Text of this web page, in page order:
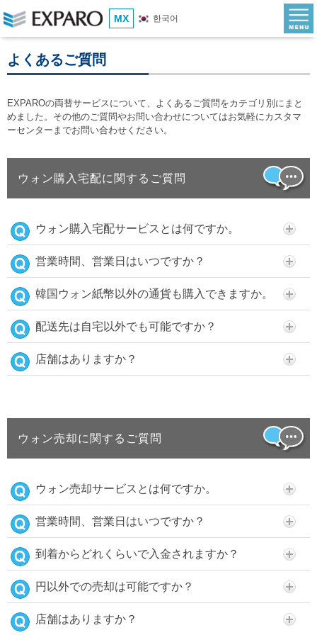
MX 한국어
よくあるご質問
EXPAROの両替サービスについて、よくあるご質問をカテゴリ別にまと
めました。その他のご質問やお問い合わせについてはお気軽にカスタマ
ーセンターまでお問い合わせください。
ウォン購入宅配に関するご質問
ウォン購入宅配サービスとは何ですか。
営業時間、営業日はいつですか？
韓国ウォン紙幣以外の通貨も購入できますか。
配送先は自宅以外でも可能ですか？
店舗はありますか？
ウォン売却に関するご質問
ウォン売却サービスとは何ですか。
営業時間、営業日はいつですか？
到着からどれくらいで入金されますか？
円以外での売却は可能ですか？
店舗はありますか？